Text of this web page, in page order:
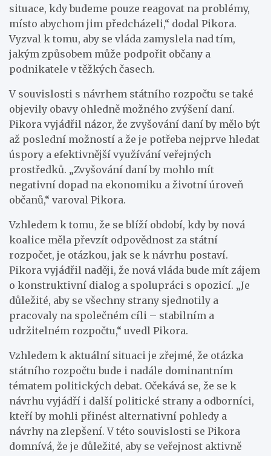
situace, kdy budeme pouze reagovat na problémy,
místo abychom jim předcházeli,“ dodal Pikora.
Vyzval k tomu, aby se vláda zamyslela nad tím,
jakým způsobem může podpořit občany a
podnikatele v těžkých časech.
V souvislosti s návrhem státního rozpočtu se také
objevily obavy ohledně možného zvýšení daní.
Pikora vyjádřil názor, že zvyšování daní by mělo být
až poslední možností a že je potřeba nejprve hledat
úspory a efektivnější využívání veřejných
prostředků. „Zvyšování daní by mohlo mít
negativní dopad na ekonomiku a životní úroveň
občanů,“ varoval Pikora.
Vzhledem k tomu, že se blíží období, kdy by nová
koalice měla převzít odpovědnost za státní
rozpočet, je otázkou, jak se k návrhu postaví.
Pikora vyjádřil naději, že nová vláda bude mít zájem
o konstruktivní dialog a spolupráci s opozicí. „Je
důležité, aby se všechny strany sjednotily a
pracovaly na společném cíli – stabilním a
udržitelném rozpočtu,“ uvedl Pikora.
Vzhledem k aktuální situaci je zřejmé, že otázka
státního rozpočtu bude i nadále dominantním
tématem politických debat. Očekává se, že se k
návrhu vyjádří i další politické strany a odborníci,
kteří by mohli přinést alternativní pohledy a
návrhy na zlepšení. V této souvislosti se Pikora
domnívá, že je důležité, aby se veřejnost aktivně